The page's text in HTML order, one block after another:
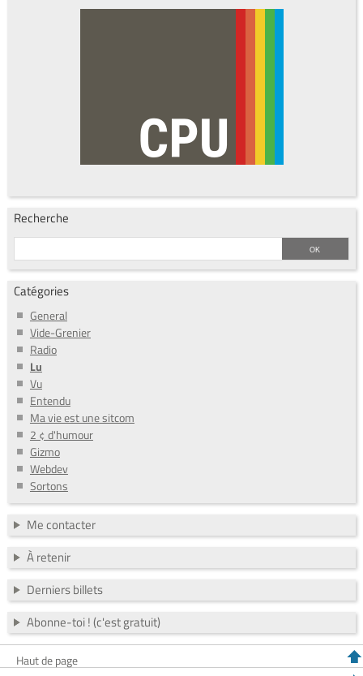
Recherche
Catégories
General
Vide-Grenier
Radio
Lu
Vu
Entendu
Ma vie est une sitcom
2 ¢ d'humour
Gizmo
Webdev
Sortons
Me contacter
À retenir
Derniers billets
Abonne-toi ! (c'est gratuit)
Haut de page